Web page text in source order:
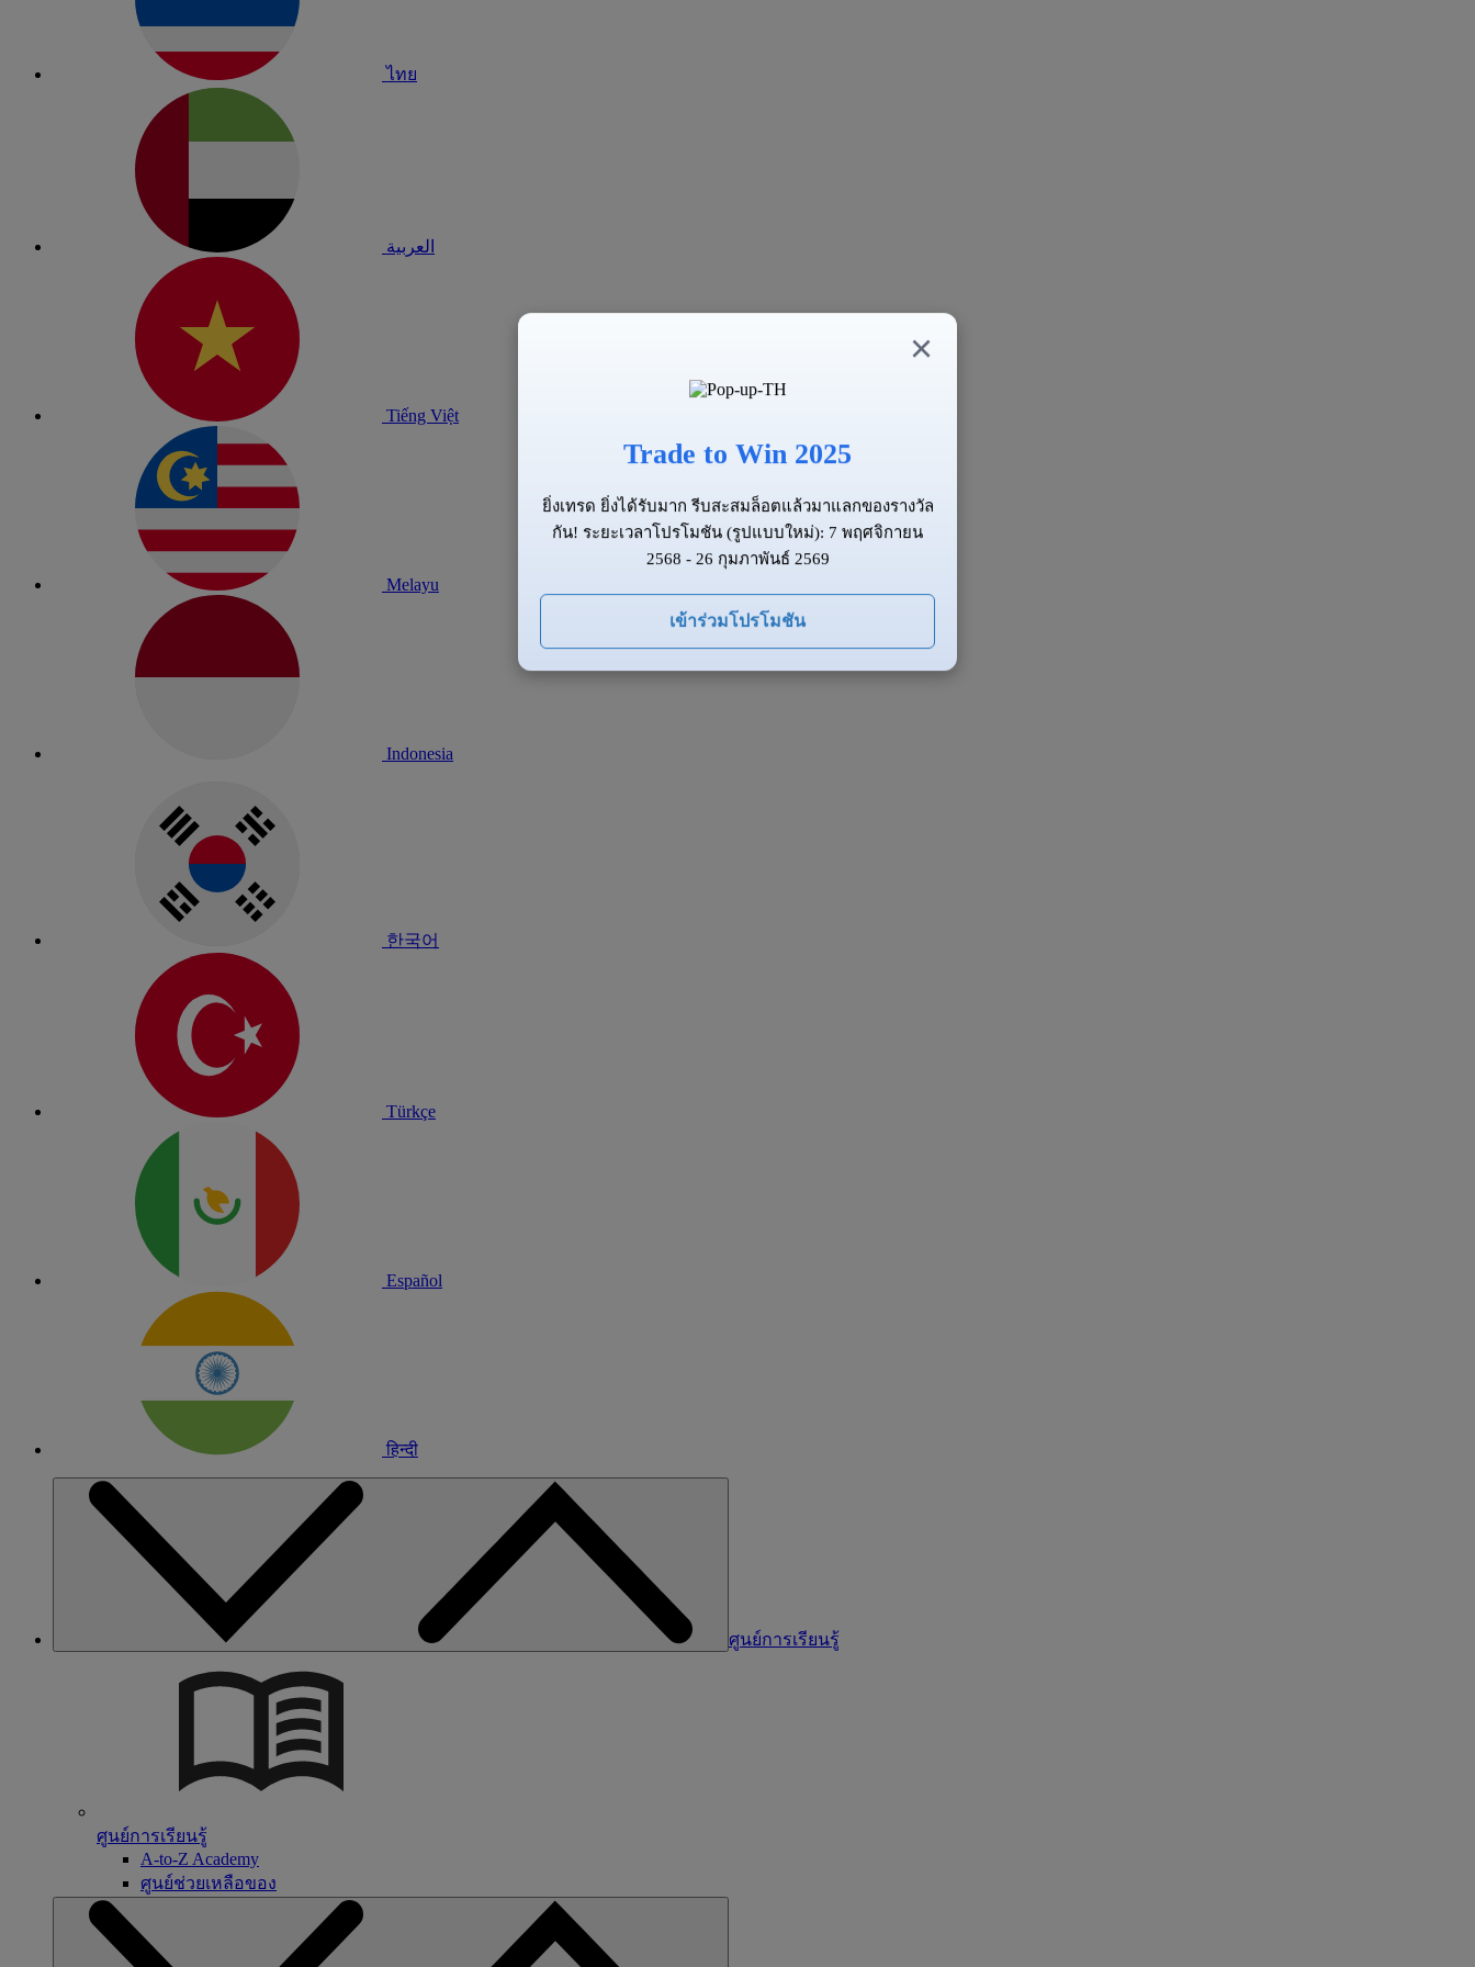
ไทย
العربية
Tiếng Việt
Melayu
Indonesia
한국어
Türkçe
Español
हिन्दी
ศูนย์การเรียนรู้
ศูนย์การเรียนรู้
A-to-Z Academy
ศูนย์ช่วยเหลือของ
×
Trade to Win 2025
ยิ่งเทรด ยิ่งได้รับมาก รีบสะสมล็อตแล้วมาแลกของรางวัล
กัน! ระยะเวลาโปรโมชัน (รูปแบบใหม่): 7 พฤศจิกายน
2568 - 26 กุมภาพันธ์ 2569
เข้าร่วมโปรโมชัน